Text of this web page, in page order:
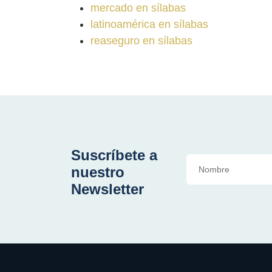
mercado en sílabas
latinoamérica en sílabas
reaseguro en sílabas
Suscríbete a
nuestro
Newsletter